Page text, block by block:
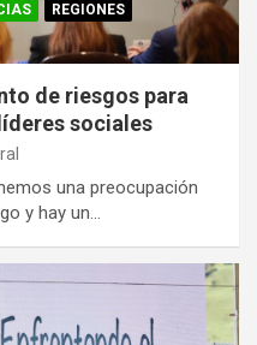
REGIONES
de riesgos para
sociales
una preocupación
y hay un…